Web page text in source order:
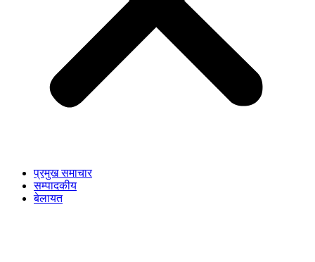
प्रमुख समाचार
सम्पादकीय
बेलायत